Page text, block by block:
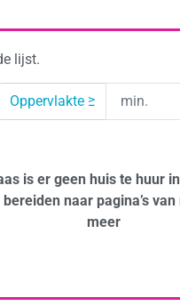
lijst.
Oppervlakte ≥
is er geen huis te huur
naar pagina’s
meer